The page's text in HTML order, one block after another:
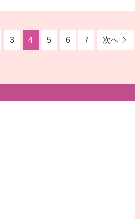
3 4 5 6 7 次へ